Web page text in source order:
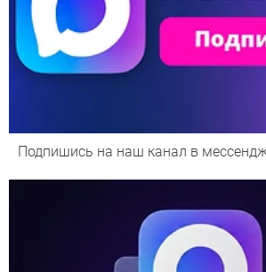
Подпишись на наш канал в